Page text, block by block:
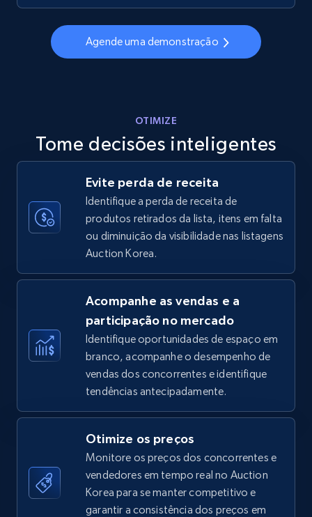
specific keywords
URL, Final price, Sku, Currency, Gtin,
Specifications, Image urls, Top reviews, and
using sku numbers
URL, Final price, Sku, Currency, Gtin,
Specifications, Image urls, Top reviews, and
5.6K+ 875+ Comece agora
TikTok Shop
URL, Title, Available, Description, Currency, Initial
price, Final price, Discount percent, and more.
5.4K+ 667+ Comece agora
TikTok Shop - category
URL, Title, Available, Description, Currency, Initial
Agende uma demonstração
OTIMIZE
Tome decisões inteligentes
Evite perda de receita
Identifique a perda de receita de
produtos retirados da lista, itens em falta
ou diminuição da visibilidade nas listagens
Auction Korea.
Acompanhe as vendas e a
participação no mercado
Identifique oportunidades de espaço em
branco, acompanhe o desempenho de
vendas dos concorrentes e identifique
tendências antecipadamente.
Otimize os preços
Monitore os preços dos concorrentes e
vendedores em tempo real no Auction
Korea para se manter competitivo e
garantir a consistência dos preços em